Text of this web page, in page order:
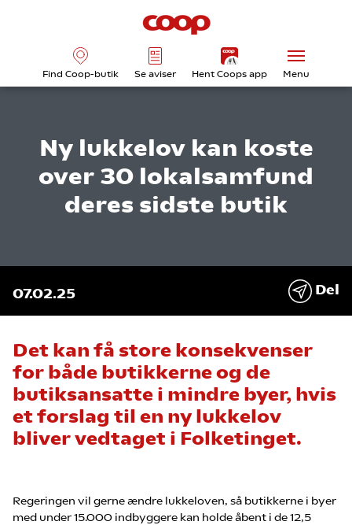
Find Coop-butik Se aviser Hent Coops app Menu
Ny lukkelov kan koste
over 30 lokalsamfund
deres sidste butik
07.02.25 Del
Det kan få store konsekvenser
for både butikkerne og de
butiksansatte i mindre byer, hvis
et forslag til en ny lukkelov
bliver vedtaget i Folketinget.
Regeringen vil gerne ændre lukkeloven, så butikkerne i byer
med under 15.000 indbyggere kan holde åbent i de 12,5